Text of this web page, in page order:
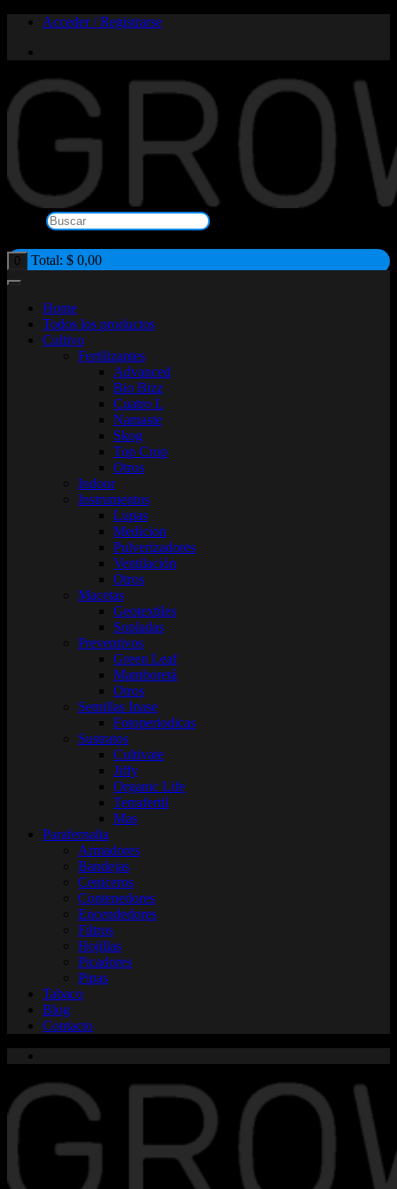
Saltar
contenido
Acceder / Registrarse
0 Total: $ 0,00
Home
Todos los productos
Cultivo
Fertilizantes
Advanced
Bio Bizz
Cuatro L
Namaste
Skog
Top Crop
Otros
Indoor
Instrumentos
Lupas
Medicion
Pulverizadores
Ventilación
Otros
Macetas
Geotextiles
Sopladas
Preventivos
Green Leaf
Mamboretá
Otros
Semillas Inase
Fotoperiodicas
Sustratos
Cultivate
Jiffy
Organic Life
Terrafertil
Mas
Parafernalia
Armadores
Bandejas
Ceniceros
Contenedores
Encendedores
Filtros
Hojillas
Picadores
Pipas
Tabaco
Blog
Contacto